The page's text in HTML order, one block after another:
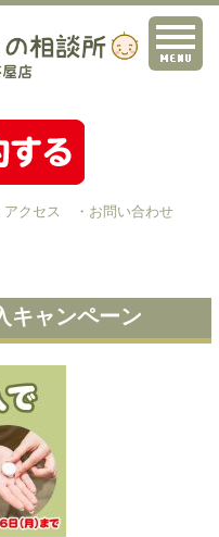
アクセス ・お問い合わせ
キャンペーン